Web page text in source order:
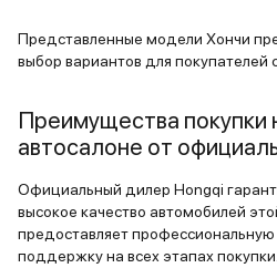
Представленные модели Хончи
выбор вариантов для покупателей
Преимущества покупки
автосалоне от
Официальный дилер Hongqi
высокое качество автомобилей
предоставляет
поддержку на всех этапах